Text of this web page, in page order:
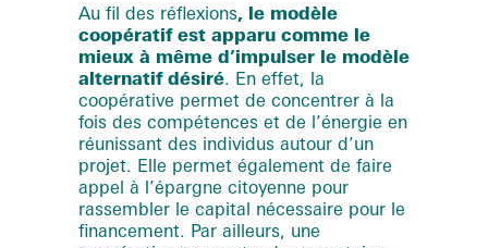
Au fil des réflexions, le modèle
coopératif est apparu comme le
mieux à même d’impulser le modèle
alternatif désiré. En effet, la
coopérative permet de concentrer à la
fois des compétences et de l’énergie en
réunissant des individus autour d’un
projet. Elle permet également de faire
appel à l’épargne citoyenne pour
rassembler le capital nécessaire pour le
financement. Par ailleurs, une